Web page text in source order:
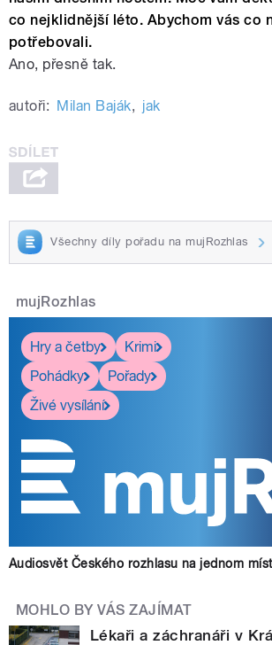
co nejklidnější léto. Abychom vás co
potřebovali.
Ano, přesně tak.
autoři: Milan Baják, jak
Všechny díly pořadu na mujRozhlas
mujRozhlas
Hry a četby
Krimi
Pohádky
Pořady
Živé vysílání
Audiosvět Českého rozhlasu na jednom
MOHLO BY VÁS ZAJÍMAT
Lékaři a záchranáři v